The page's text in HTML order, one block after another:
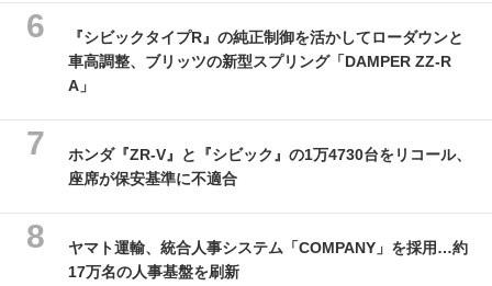
『シビックタイプR』の純正制御を活かしてローダウンと
車高調整、ブリッツの新型スプリング「DAMPER ZZ-R
A」
ホンダ『ZR-V』と『シビック』の1万4730台をリコール、
座席が保安基準に不適合
ヤマト運輸、統合人事システム「COMPANY」を採用…約
17万名の人事基盤を刷新